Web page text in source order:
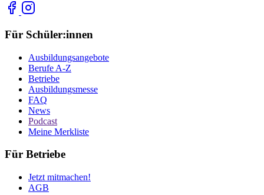
Für Schüler:innen
Ausbildungsangebote
Berufe A-Z
Betriebe
Ausbildungsmesse
FAQ
News
Podcast
Meine Merkliste
Für Betriebe
Jetzt mitmachen!
AGB